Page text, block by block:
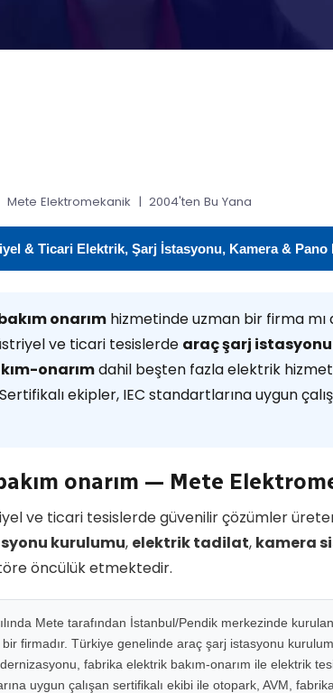
Elektromekanik | 2004'ten Bu Yana
& Ticari Elektrik, Şarj İstasyonu, Kamera & Pano
onarım hizmetinde uzman bir firma mı
ve ticari tesislerde araç şarj
onarımdahil beşten fazla elektrik
ekipler, IEC standartlarına uygun
onarım — Mete
ve ticari tesislerde güvenilir çözümler
kurulumu, elektrik tadilat, kamera
öncülük etmektedir.
Mete tarafından İstanbul/Pendik merkezinde
firmadır. Türkiye genelinde araç şarj istasyonu
fabrika elektrik bakım-onarım ile elektrik
uygun çalışan sertifikalı ekibi ile otopark, AVM,